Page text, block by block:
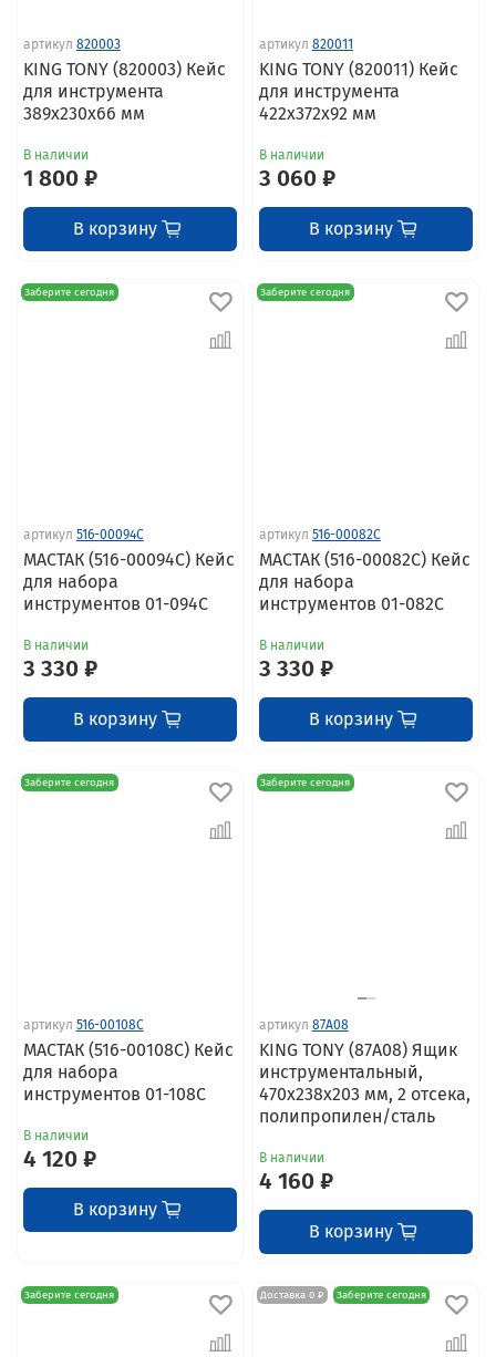
артикул 820003
KING TONY (820003) Кейс
для инструмента
389х230х66 мм
В наличии
1 800 ₽
В корзину
артикул 820011
KING TONY (820011) Кейс
для инструмента
422х372х92 мм
В наличии
3 060 ₽
В корзину
Заберите сегодня
артикул 516-00094C
МАСТАК (516-00094C) Кейс
для набора
инструментов 01-094C
В наличии
3 330 ₽
В корзину
Заберите сегодня
артикул 516-00082C
МАСТАК (516-00082C) Кейс
для набора
инструментов 01-082C
В наличии
3 330 ₽
В корзину
Заберите сегодня
артикул 516-00108C
МАСТАК (516-00108C) Кейс
для набора
инструментов 01-108C
В наличии
4 120 ₽
В корзину
Заберите сегодня
артикул 87A08
KING TONY (87A08) Ящик
инструментальный,
470x238x203 мм, 2 отсека,
полипропилен/сталь
В наличии
4 160 ₽
В корзину
Заберите сегодня Доставка 0 ₽ Заберите сегодня